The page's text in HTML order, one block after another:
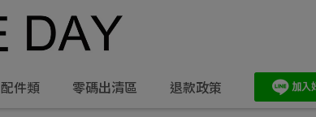
配件類 零碼出清區 退款政策